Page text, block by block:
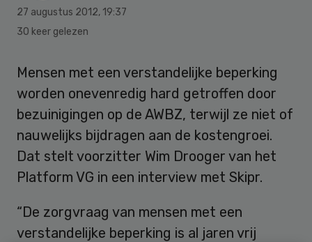
27 augustus 2012, 19:37
30 keer gelezen
Mensen met een verstandelijke beperking
worden onevenredig hard getroffen door
bezuinigingen op de AWBZ, terwijl ze niet of
nauwelijks bijdragen aan de kostengroei.
Dat stelt voorzitter Wim Drooger van het
Platform VG in een interview met Skipr.
“De zorgvraag van mensen met een
verstandelijke beperking is al jaren vrij